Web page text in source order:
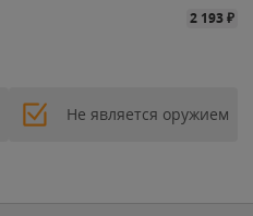
2 193₽
Не является оружием